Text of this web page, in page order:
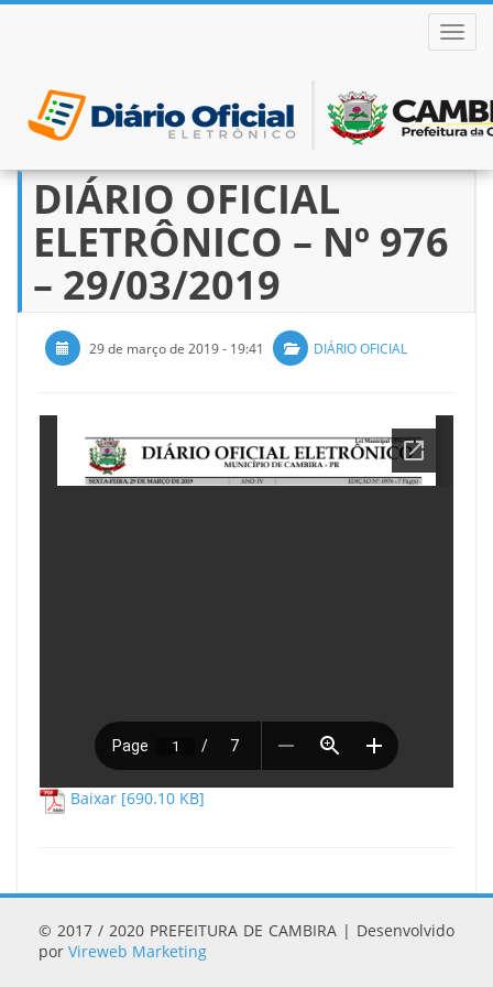
Pular
para
conteúdo
DIÁRIO OFICIAL
ELETRÔNICO – Nº 976
– 29/03/2019
29 de março de 2019 - 19:41 DIÁRIO OFICIAL
Baixar [690.10 KB]
© 2017 / 2020 PREFEITURA DE CAMBIRA | Desenvolvido
por Vireweb Marketing